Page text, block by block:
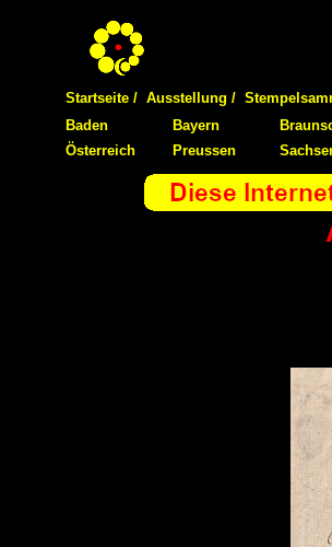
Startseite / Ausstellung /
Baden
Bayern
Österreich
Preussen